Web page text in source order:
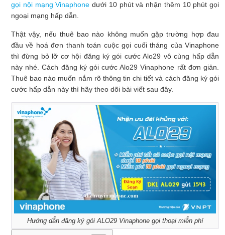
gọi nội mạng Vinaphone dưới 10 phút và nhận thêm 10 phút gọi
ngoại mạng hấp dẫn.
Thật vậy, nếu thuê bao nào không muốn gặp trường hợp đau
đầu về hoá đơn thanh toán cuộc gọi cuối tháng của Vinaphone
thì đừng bỏ lỡ cơ hội đăng ký gói cước Alo29 vô cùng hấp dẫn
này nhé. Cách đăng ký gói cước Alo29 Vinaphone rất đơn giản.
Thuê bao nào muốn nắm rõ thông tin chi tiết và cách đăng ký gói
cước hấp dẫn này thì hãy theo dõi bài viết sau đây.
Hướng dẫn đăng ký gói ALO29 Vinaphone gọi thoại miễn phí